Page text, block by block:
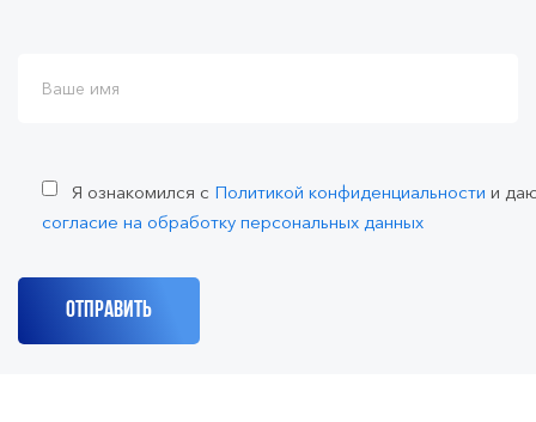
Я ознакомился с Политикой конфиденциальности и
согласие на обработку персональных данных